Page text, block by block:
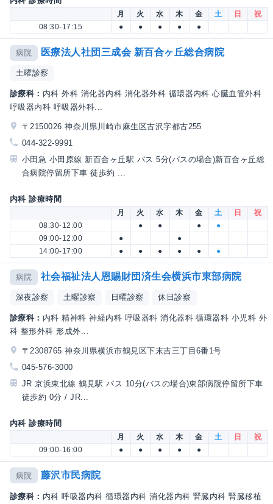
月 火 水 木 金 土 日
祝
08:30-17:15
● ● ● ● ●
病院 医療法人社団三成会 新百合ヶ丘総合病院
土曜診察
診療科： 内科 外科 消化器内科 消化器外科 循環器内科 心臓血管外科
呼吸器内科 呼吸器外科...
〒2150026 神奈川県川崎市麻生区古沢字都古255
044-322-9991
小田急 小田原線 新百合ヶ丘駅 バス 5分(バスの場合)新百合ヶ丘総
合病院停留所下車 徒歩約 ...
内科 診療時間
月 火 水 木 金 土 日
祝
08:30-12:00
● ● ●
●
09:00-12:00
●
●
14:00-17:00
● ● ● ● ● ●
病院 社会福祉法人恩賜財団済生会横浜市東部病院
深夜診察 土曜診察 日曜診察 休日診察
診療科： 内科 精神科 神経内科 呼吸器科 消化器科 循環器科 小児科 外
科 整形外科 形成外...
〒2308765 神奈川県横浜市鶴見区下末吉三丁目6番1号
045-576-3000
JR 京浜東北線 鶴見駅 バス 10分(バスの場合)東部病院停留所下車
徒歩約 0分 / JR...
内科 診療時間
月 火 水 木 金 土 日
祝
09:00-16:00
● ● ● ● ●
病院 藤沢市民病院
診療科： 内科 呼吸器内科 循環器内科 消化器内科 腎臓内科 腎臓移植